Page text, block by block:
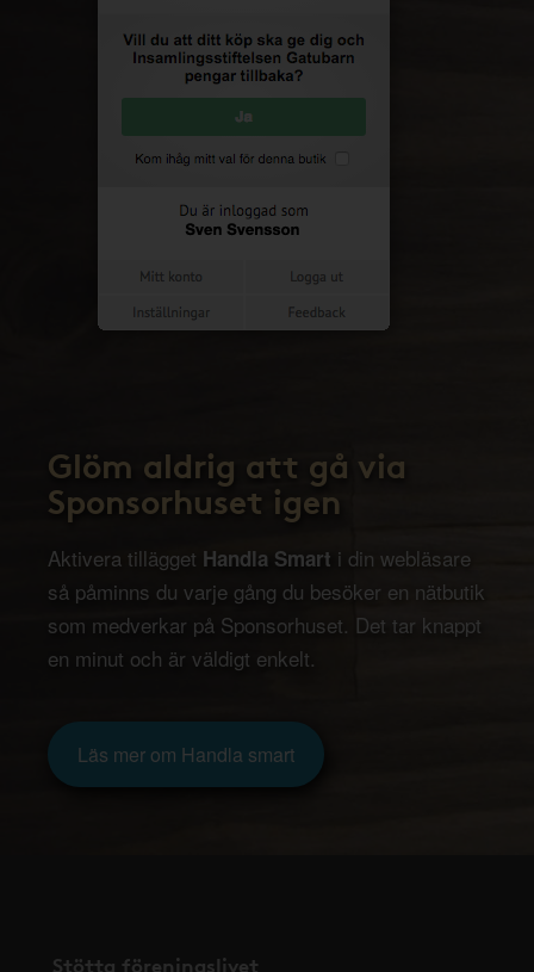
Glöm aldrig att gå via
Sponsorhuset igen
Aktivera tillägget Handla Smart i din webläsare
så påminns du varje gång du besöker en nätbutik
som medverkar på Sponsorhuset. Det tar knappt
en minut och är väldigt enkelt.
Läs mer om Handla smart
Stötta föreningslivet